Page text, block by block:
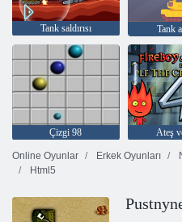
Tank saldırısı Tank
Çizgi 98 Ateş
Online Oyunlar
Erkek Oyunları
Html5